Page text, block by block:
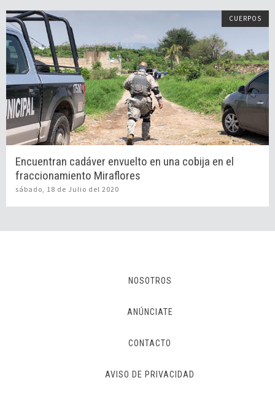
CUERPOS
Encuentran cadáver envuelto en una cobija en el
fraccionamiento Miraflores
sábado, 18 de Julio del 2020
NOSOTROS
ANÚNCIATE
CONTACTO
AVISO DE PRIVACIDAD